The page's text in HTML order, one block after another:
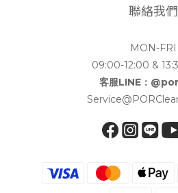
聯絡我們
MON-FRI
09:00-12:00 &
客服LINE：